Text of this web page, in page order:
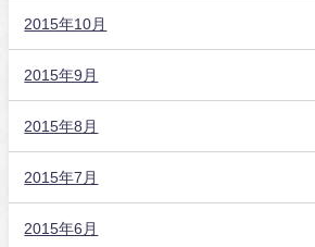
2015年10月
2015年9月
2015年8月
2015年7月
2015年6月